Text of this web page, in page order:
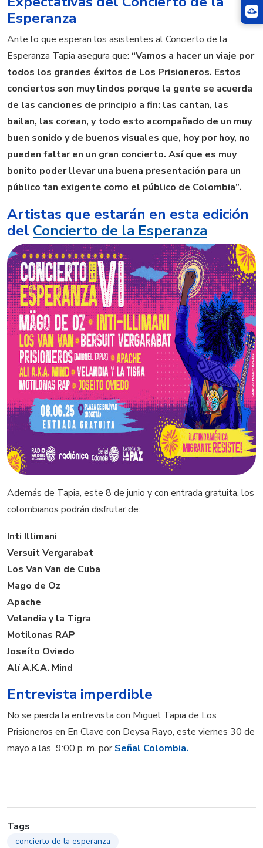
Esperanza
Ante lo que esperan los asistentes al Concierto de la
Esperanza Tapia asegura que: “Vamos a hacer un viaje por
todos los grandes éxitos de Los Prisioneros. Estos
conciertos son muy lindos porque la gente se acuerda
de las canciones de principio a fin: las cantan, las
bailan, las corean, y todo esto acompañado de un muy
buen sonido y de buenos visuales que, hoy por hoy, no
pueden faltar en un gran concierto. Así que es muy
bonito poder llevar una buena presentación para un
público tan exigente como el público de Colombia”.
Artistas que estarán en esta edición
del Concierto de la Esperanza
Además de Tapia, este 8 de junio y con entrada gratuita, los
colombianos podrán disfrutar de:
Inti Illimani
Versuit Vergarabat
Los Van Van de Cuba
Mago de Oz
Apache
Velandia y la Tigra
Motilonas RAP
Joseíto Oviedo
Alí A.K.A. Mind
Entrevista imperdible
No se pierda la entrevista con Miguel Tapia de Los
Prisioneros en En Clave con Deysa Rayo, este viernes 30 de
mayo a las 9:00 p. m. porSeñal Colombia.
Tags
concierto de la esperanza